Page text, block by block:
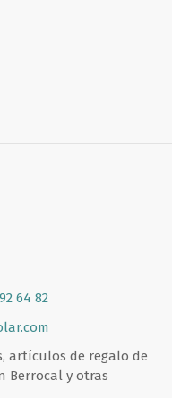
64 82
artículos de regalo de
Berrocal y otras